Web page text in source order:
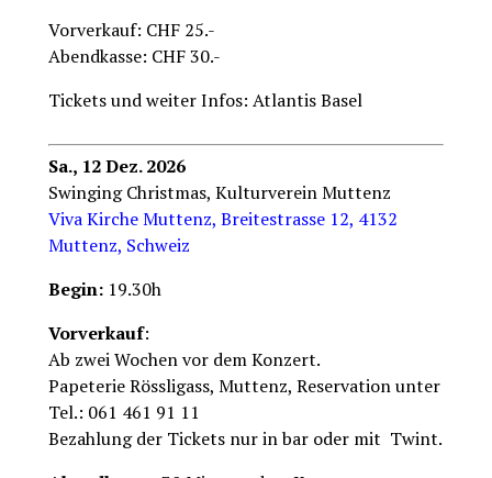
Vorverkauf: CHF 25.-
Abendkasse: CHF 30.-
Tickets und weiter Infos: Atlantis Basel
Sa., 12 Dez. 2026
Swinging Christmas, Kulturverein Muttenz
Viva Kirche Muttenz, Breitestrasse 12, 4132
Muttenz, Schweiz
Begin: 19.30h
Vorverkauf:
Ab zwei Wochen vor dem Konzert.
Papeterie Rössligass, Muttenz, Reservation unter
Tel.: 061 461 91 11
Bezahlung der Tickets nur in bar oder mit Twint.